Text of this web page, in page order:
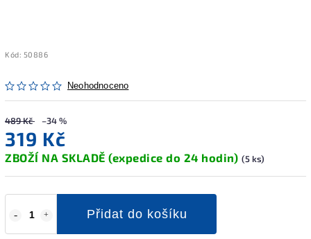
Kód: 50886
Neohodnoceno
489 Kč –34 %
319 Kč
ZBOŽÍ NA SKLADĚ (expedice do 24 hodin) (5 ks)
Přidat do košíku